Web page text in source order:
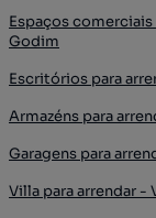
Espaços comerciais
Godim
Escritórios para
Armazéns para
Garagens para
Villa para arrendar -